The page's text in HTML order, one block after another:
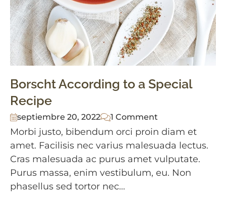
Borscht According to a Special
Recipe
septiembre 20, 2022 1 Comment
Morbi justo, bibendum orci proin diam et
amet. Facilisis nec varius malesuada lectus.
Cras malesuada ac purus amet vulputate.
Purus massa, enim vestibulum, eu. Non
phasellus sed tortor nec...